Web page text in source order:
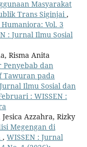
Masyarakat
Trans Siginjai ,
Vol. 3
: Jurnal Ilmu Sosial
Risma Anita
dan
Tawuran pada
Ilmu Sosial dan
: WISSEN :
Azzahra, Rizky
Megengan di
, WISSEN : Jurnal